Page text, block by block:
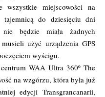
wszystkie miejscowości na
tajemnicą do dziesięciu dni
będzie miała żadnych
użyć urządzenia GPS
wyścigu.
WAA Ultra 360º The
na wzgórzu, która była już
edycji Transgrancanarii,